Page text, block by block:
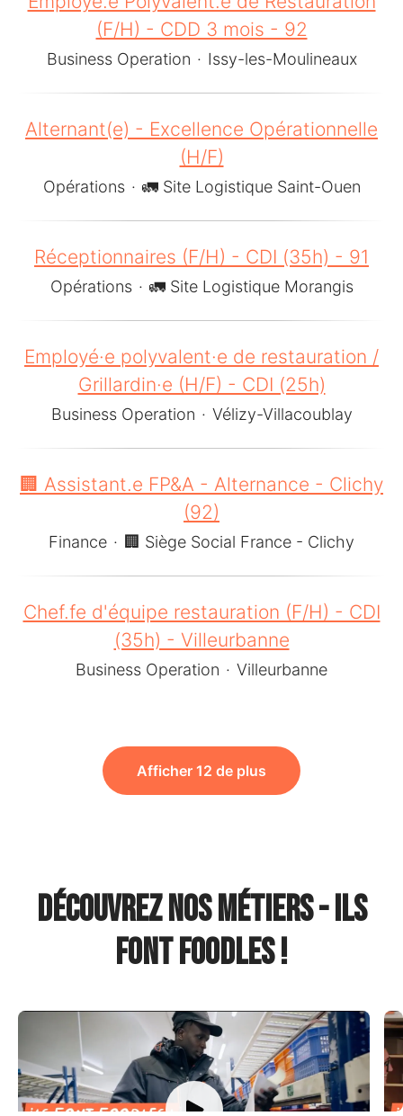
(F/H) - CDD 3 mois - 92
Business Operation · Issy-les-Moulineaux
Alternant(e) - Excellence Opérationnelle
(H/F)
Opérations · 🚛 Site Logistique Saint-Ouen
Réceptionnaires (F/H) - CDI (35h) - 91
Opérations · 🚛 Site Logistique Morangis
Employé·e polyvalent·e de restauration /
Grillardin·e (H/F) - CDI (25h)
Business Operation · Vélizy-Villacoublay
🏢 Assistant.e FP&A - Alternance - Clichy
(92)
Finance · 🏢 Siège Social France - Clichy
Chef.fe d'équipe restauration (F/H) - CDI
(35h) - Villeurbanne
Business Operation · Villeurbanne
Afficher 12 de plus
Découvrez nos métiers - Ils
font Foodles !
Ils font Foodles - Ep4
Nos préparateurs de commande